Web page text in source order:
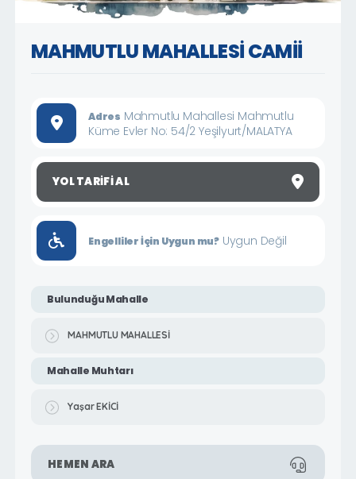
MAHMUTLU MAHALLESİ CAMİİ
Adres Mahmutlu Mahallesi Mahmutlu
Küme Evler No: 54/2 Yeşilyurt/MALATYA
YOL TARIFI AL
Engelliler İçin Uygun mu? Uygun Değil
Bulunduğu Mahalle
MAHMUTLU MAHALLESİ
Mahalle Muhtarı
Yaşar EKİCİ
HEMEN ARA